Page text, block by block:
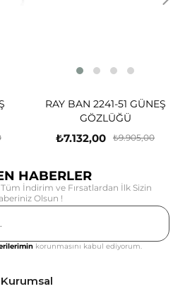
RAY BAN 2241-51 GÜNEŞ
GÖZLÜĞÜ
₺7.132,00 ₺9.905,00
HABERLER
İndirim ve Fırsatlardan İlk Sizin
Olsun !
korunmasını kabul ediyorum.
Kurumsal